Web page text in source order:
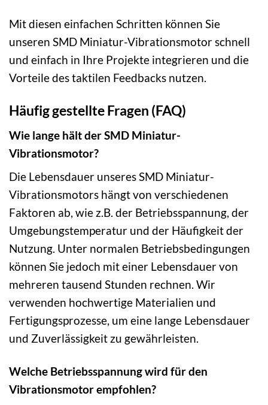
Mit diesen einfachen Schritten können Sie
unseren SMD Miniatur-Vibrationsmotor schnell
und einfach in Ihre Projekte integrieren und die
Vorteile des taktilen Feedbacks nutzen.
Häufig gestellte Fragen (FAQ)
Wie lange hält der SMD Miniatur-
Vibrationsmotor?
Die Lebensdauer unseres SMD Miniatur-
Vibrationsmotors hängt von verschiedenen
Faktoren ab, wie z.B. der Betriebsspannung, der
Umgebungstemperatur und der Häufigkeit der
Nutzung. Unter normalen Betriebsbedingungen
können Sie jedoch mit einer Lebensdauer von
mehreren tausend Stunden rechnen. Wir
verwenden hochwertige Materialien und
Fertigungsprozesse, um eine lange Lebensdauer
und Zuverlässigkeit zu gewährleisten.
Welche Betriebsspannung wird für den
Vibrationsmotor empfohlen?